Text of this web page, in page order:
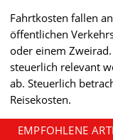
Fahrtkosten fallen
öffentlichen
oder einem
steuerlich relevant
ab. Steuerlich
Reisekosten.
EMPFOHLENE